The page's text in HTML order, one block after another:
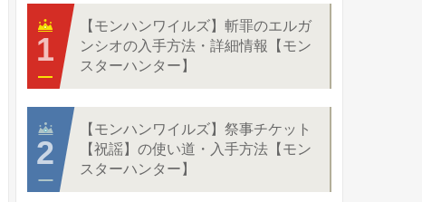
【モンハンワイルズ】斬罪のエルガ
ンシオの入手方法・詳細情報【モン
スターハンター】
【モンハンワイルズ】祭事チケット
【祝謡】の使い道・入手方法【モン
スターハンター】